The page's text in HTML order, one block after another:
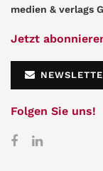
medien & verlags
Jetzt
Folgen Sie uns!